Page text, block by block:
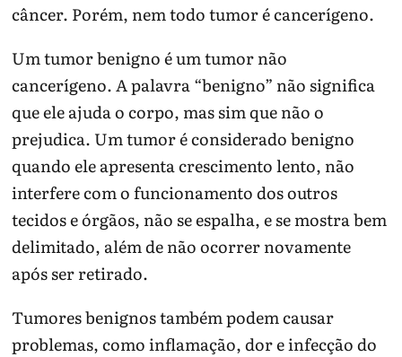
câncer. Porém, nem todo tumor é cancerígeno.
Um tumor benigno é um tumor não
cancerígeno. A palavra “benigno” não significa
que ele ajuda o corpo, mas sim que não o
prejudica. Um tumor é considerado benigno
quando ele apresenta crescimento lento, não
interfere com o funcionamento dos outros
tecidos e órgãos, não se espalha, e se mostra bem
delimitado, além de não ocorrer novamente
após ser retirado.
Tumores benignos também podem causar
problemas, como inflamação, dor e infecção do